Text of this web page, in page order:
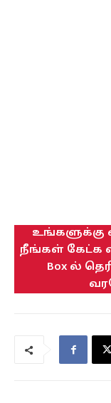
உங்களுக்கு
நீங்கள் கேட்க
Box ல்